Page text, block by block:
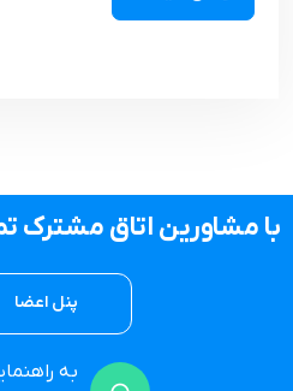
با مشاورین اتاق مشترک
پنل اعضا
به